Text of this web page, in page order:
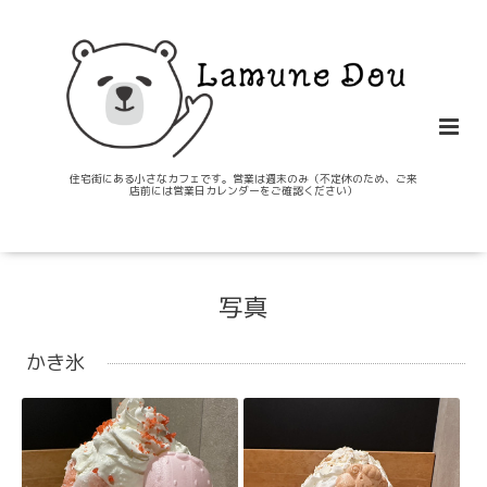
住宅街にある小さなカフェです。営業は週末のみ（不定休のため、ご来
店前には営業日カレンダーをご確認ください）
写真
かき氷